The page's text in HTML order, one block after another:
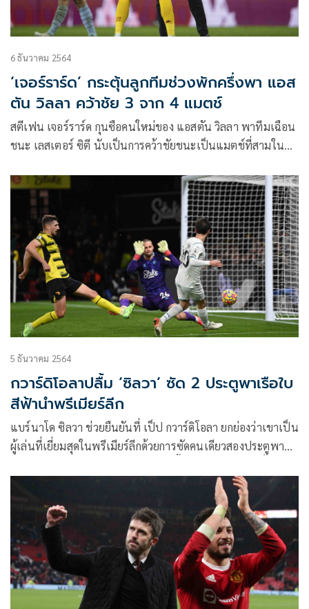
6 ธันวาคม 2564
‘เจอร์ราร์ด’ กระตุ้นลูกทีมช่วงพักครึ่งพา แอส
ตัน วิลลา คว้าชัย 3 จาก 4 แมตช์
สตีเฟน เจอร์ราร์ด กุนซือคนใหม่ของ แอสตัน วิลลา พาทีมเฉือน
ชนะ เลสเตอร์ ซิตี นับเป็นการคว้าชัยชนะเป็นแมตช์ที่สามใน
5 ธันวาคม 2564
กวาร์ดิโอลาปลื้ม ‘ซิลวา’ ซัด 2 ประตูพาเรือใบ
สีฟ้านำพรีเมียร์ลีก
แบร์นาโด ซิลวา ช่วยยืนยันที่ เป็ป กวาร์ดิโอลา ยกย่องว่าเขาเป็น
ผู้เล่นที่เยี่ยมสุดในพรีเมียร์ลีกด้วยการซัดคนเดียวสองประตูพา
บุกไปชนะ วัตฟอร์ด 3-1